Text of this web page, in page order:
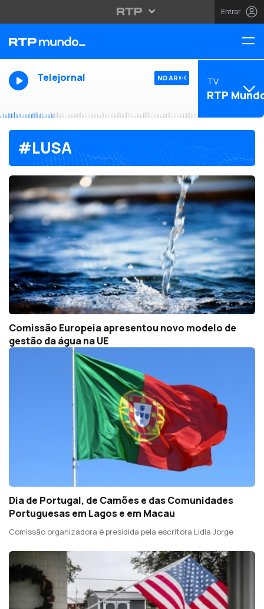
Entrar
Telejornal NO AR TV
RTP
#LUSA
Comissão Europeia apresentou novo modelo de
gestão da água na UE
Dia de Portugal, de Camões e das Comunidades
Portuguesas em Lagos e em Macau
Comissão organizadora é presidida pela escritora Lídia Jorge